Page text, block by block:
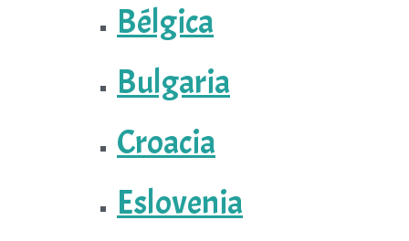
Bélgica
Bulgaria
Croacia
Eslovenia